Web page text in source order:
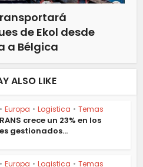
de Ekol desde
a Bélgica
ALSO LIKE
• Europa • Logistica • Temas
crece un 23% en los
gestionados...
• Europa • Logistica • Temas